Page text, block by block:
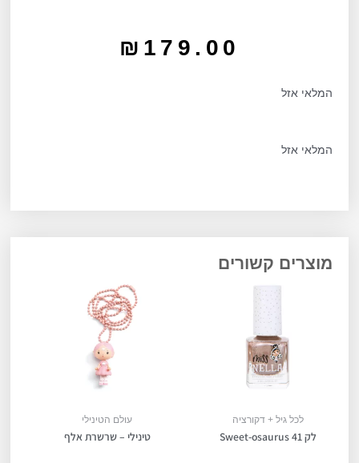
₪ 179.00
המלאי אזל
המלאי אזל
מוצרים קשורים
לכל גיל + דקורציה
לק Sweet-osaurus 41
עולם הטינילי
טינילי – שרשרת אלף